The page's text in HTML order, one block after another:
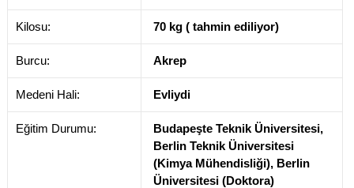
Kilosu: 70 kg ( tahmin ediliyor)
Burcu: Akrep
Medeni Hali: Evliydi
Eğitim Durumu:
Budapeşte Teknik Üniversitesi,
Berlin Teknik Üniversitesi
(Kimya Mühendisliği), Berlin
Üniversitesi (Doktora)